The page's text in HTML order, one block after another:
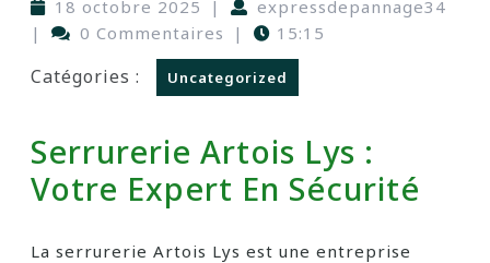
18 octobre 2025 |
expressdepannage34
|
0 Commentaires | 15:15
Catégories : Uncategorized
Serrurerie Artois Lys :
Votre Expert En Sécurité
La serrurerie Artois Lys est une entreprise